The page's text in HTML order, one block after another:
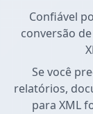
Confiável
conversão
Se você
relatórios,
para XML